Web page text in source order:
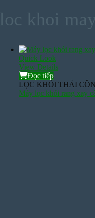
loc khoi
Quick Look
View Details
Đọc tiếp
LỌC KHÓI THẢI
Máy lọc khói rang xay